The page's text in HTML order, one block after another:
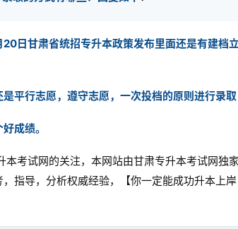
日甘肃省统招专升本政策发布里面还是有建档
平行志愿，遵守志愿，一次投档的原则进行录取
成绩。
本考试网的关注，本网站由甘肃专升本考试网独
指导，分析权威经验，【你一定能成功升本上岸